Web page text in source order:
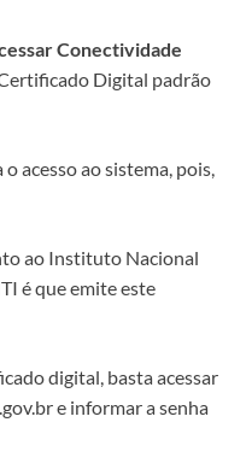
Conectividade
Digital padrão
acesso ao sistema, pois,
ao Instituto Nacional
é que emite este
digital, basta acessar
e informar a senha